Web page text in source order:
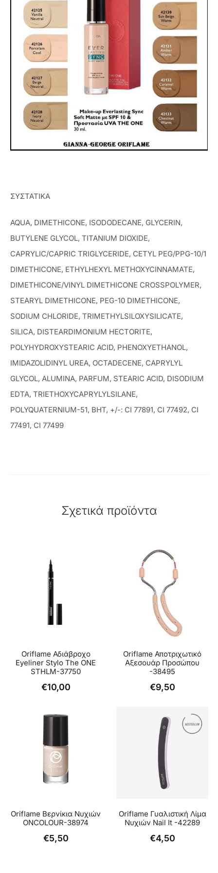
ΣΥΣΤΑΤΙΚΑ
AQUA, DIMETHICONE, ISODODECANE, GLYCERIN,
BUTYLENE GLYCOL, TITANIUM DIOXIDE,
CAPRYLIC/CAPRIC TRIGLYCERIDE, CETYL PEG/PPG-10/1
DIMETHICONE, ETHYLHEXYL METHOXYCINNAMATE,
DIMETHICONE/VINYL DIMETHICONE CROSSPOLYMER,
STEARYL DIMETHICONE, PEG-10 DIMETHICONE,
SODIUM CHLORIDE, TRIMETHYLSILOXYSILICATE,
SILICA, DISTEARDIMONIUM HECTORITE,
POLYHYDROXYSTEARIC ACID, PHENOXYETHANOL,
IMIDAZOLIDINYL UREA, OCTADECENE, CAPRYLYL
GLYCOL, ALUMINA, PARFUM, STEARIC ACID, DISODIUM
EDTA, TRIETHOXYCAPRYLYLSILANE,
POLYQUATERNIUM-51, BHT, +/-: CI 77891, CI 77492, CI
77491, CI 77499
Σχετικά προϊόντα
Oriflame Αδιάβροχο
Eyeliner Stylo The ONE
STHLM-37750
€10,00
Oriflame Αποτριχωτικό
Αξεσουάρ Προσώπου
-38495
€9,50
Oriflame Βερνίκια Νυχιών
ONCOLOUR-38974
€5,50
Oriflame Γυαλιστική Λίμα
Νυχιών Nail It -42289
€4,50